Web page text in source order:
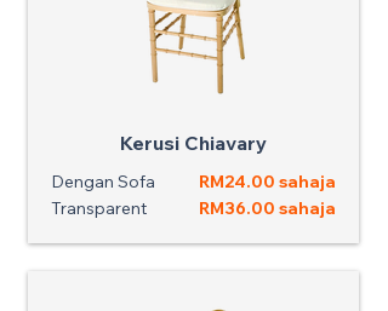
Kerusi Chiavary
Dengan Sofa
RM24.00 sahaja
Transparent
RM36.00 sahaja